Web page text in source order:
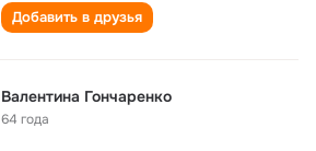
Добавить в друзья
Валентина Гончаренко
64 года